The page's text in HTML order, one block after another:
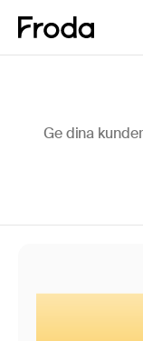
Ge dina